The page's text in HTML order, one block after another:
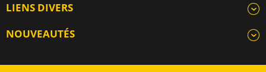
LIENS DIVERS
NOUVEAUTÉS